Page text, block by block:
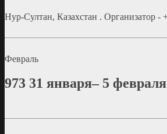
Нур-Султан, Казахстан . Организатор
Февраль
973 31 января– 5